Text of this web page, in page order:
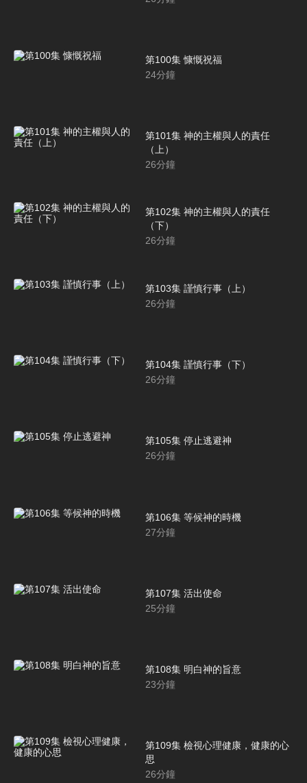
第100集 慷慨祝福
24分鐘
第101集 神的主權與人的責任
（上）
26分鐘
第102集 神的主權與人的責任
（下）
26分鐘
第103集 謹慎行事（上）
26分鐘
第104集 謹慎行事（下）
26分鐘
第105集 停止逃避神
26分鐘
第106集 等候神的時機
27分鐘
第107集 活出使命
25分鐘
第108集 明白神的旨意
23分鐘
第109集 檢視心理健康，健康的心
思
26分鐘